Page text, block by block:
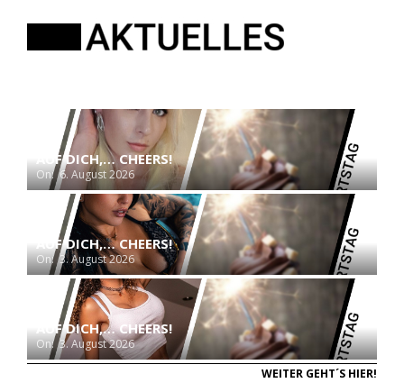
AUF DICH,… CHEERS!
On: 6. August 2026
AUF DICH,… CHEERS!
On: 3. August 2026
AUF DICH,… CHEERS!
On: 3. August 2026
WEITER GEHT´S HIER!